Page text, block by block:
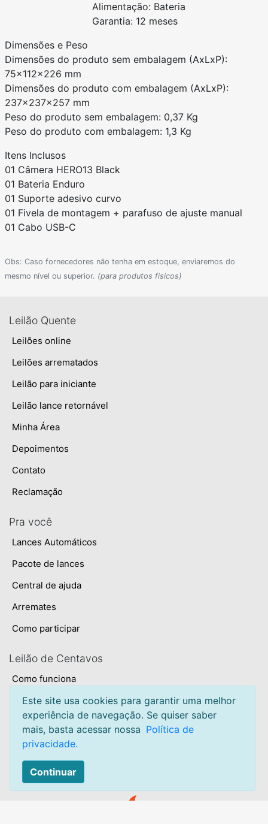
Alimentação: Bateria
Garantia: 12 meses
Dimensões e Peso
Dimensões do produto sem embalagem (AxLxP):
75x112x226 mm
Dimensões do produto com embalagem (AxLxP):
237x237x257 mm
Peso do produto sem embalagem: 0,37 Kg
Peso do produto com embalagem: 1,3 Kg
Itens Inclusos
01 Câmera HERO13 Black
01 Bateria Enduro
01 Suporte adesivo curvo
01 Fivela de montagem + parafuso de ajuste manual
01 Cabo USB-C
Obs: Caso fornecedores não tenha em estoque, enviaremos do
mesmo nível ou superior. (para produtos fisicos)
Leilão Quente
Leilões online
Leilões arrematados
Leilão para iniciante
Leilão lance retornável
Minha Área
Depoimentos
Contato
Reclamação
Pra você
Lances Automáticos
Pacote de lances
Central de ajuda
Arremates
Como participar
Leilão de Centavos
Como funciona
Termos e condições
Privacidade
Sobre
Mapa do site
Este site usa cookies para garantir uma melhor
experiência de navegação. Se quiser saber
mais, basta acessar nossa Política de
privacidade.
Continuar